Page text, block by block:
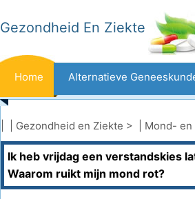
Gezondheid En Ziekte
Home Alternatieve
Beten En Steken Kanker
Aandoeningen En Behandelingen
Gezondheid en Ziekte > | Mond- en
Ik heb vrijdag een verstandskies
Waarom ruikt mijn mond rot?